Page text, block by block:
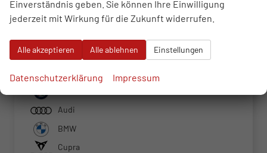
1 ... 33 34 35 36
Fahrzeugnr.
Audi
BMW
Cupra
Einverständnis geben. Sie können Ihre Einwilligung
jederzeit mit Wirkung für die Zukunft widerrufen.
Alle akzeptieren Alle ablehnen Einstellungen
Datenschutzerklärung Impressum